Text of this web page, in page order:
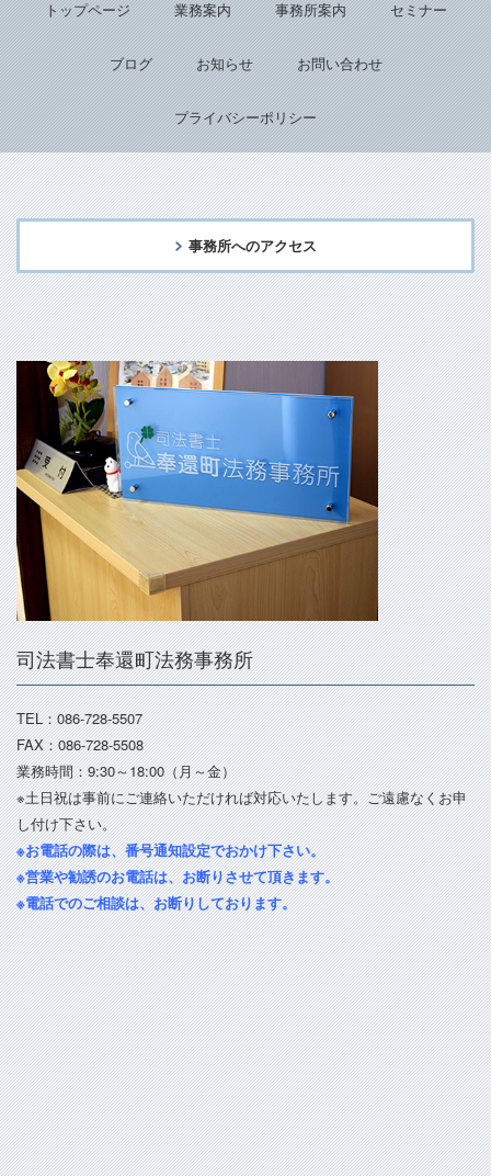
トップページ 業務案内 事務所案内 セミナー
ブログ お知らせ お問い合わせ
プライバシーポリシー
事務所へのアクセス
司法書士奉還町法務事務所
TEL：086-728-5507
FAX：086-728-5508
業務時間：9:30～18:00（月～金）
※土日祝は事前にご連絡いただければ対応いたします。ご遠慮なくお申
し付け下さい。
※お電話の際は、番号通知設定でおかけ下さい。
※営業や勧誘のお電話は、お断りさせて頂きます。
※電話でのご相談は、お断りしております。